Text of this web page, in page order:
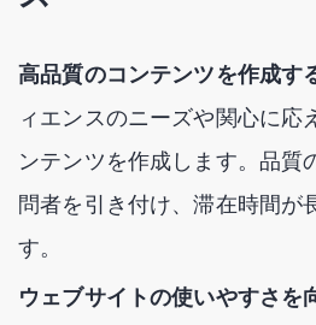
高品質のコンテンツを作成す
ィエンスのニーズや関心に応
ンテンツを作成します。品質
問者を引き付け、滞在時間が
す。
ウェブサイトの使いやすさを